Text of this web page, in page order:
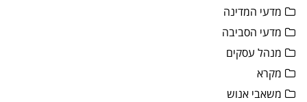
מדעי המדינה
מדעי הסביבה
מנהל עסקים
מקרא
משאבי אנוש